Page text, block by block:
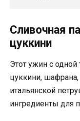
Сливочная
цуккини
Этот ужин с одной
цуккини,
итальянской
ингредиенты для